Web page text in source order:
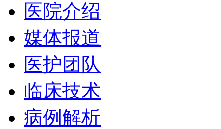
医院介绍
媒体报道
医护团队
临床技术
病例解析